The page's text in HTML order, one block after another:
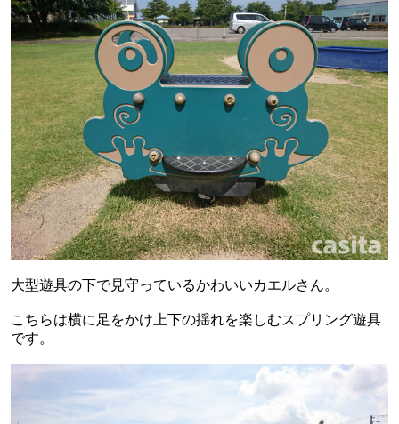
大型遊具の下で見守っているかわいいカエルさん。
こちらは横に足をかけ上下の揺れを楽しむスプリング遊具
です。